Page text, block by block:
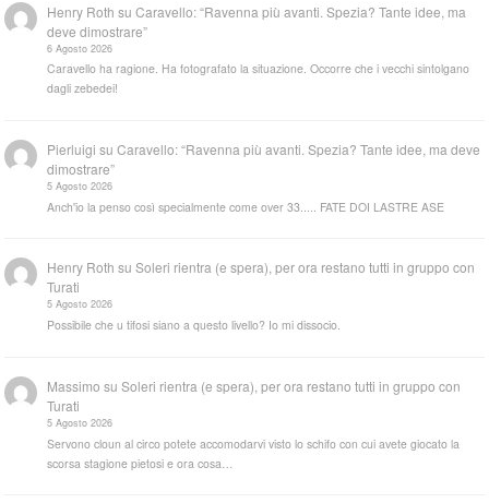
Henry Roth suCaravello: “Ravenna più avanti. Spezia? Tante idee, ma
deve dimostrare”
6 Agosto 2026
Caravello ha ragione. Ha fotografato la situazione. Occorre che i vecchi sintolgano
dagli zebedei!
Pierluigi suCaravello: “Ravenna più avanti. Spezia? Tante idee, ma deve
dimostrare”
5 Agosto 2026
Anch'io la penso così specialmente come over 33..... FATE DOI LASTRE ASE
Henry Roth suSoleri rientra (e spera), per ora restano tutti in gruppo con
Turati
5 Agosto 2026
Possibile che u tifosi siano a questo livello? Io mi dissocio.
Massimo suSoleri rientra (e spera), per ora restano tutti in gruppo con
Turati
5 Agosto 2026
Servono cloun al circo potete accomodarvi visto lo schifo con cui avete giocato la
scorsa stagione pietosi e ora cosa…